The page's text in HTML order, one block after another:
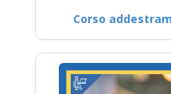
Corso